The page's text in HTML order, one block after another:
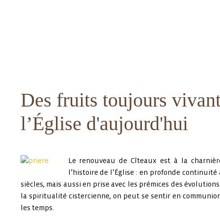
Des fruits toujours
l’Église d'aujourd'hui
Le renouveau de Cîteaux est à la
l’histoire de l’Église : en profonde
siècles, mais aussi en prise avec les prémices des
la spiritualité cistercienne, on peut se sentir en
les temps.